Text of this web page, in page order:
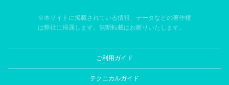
※本サイトに掲載されている情報、データなどの著作権
は弊社に帰属します。無断転載はお断りいたします。
ご利用ガイド
テクニカルガイド